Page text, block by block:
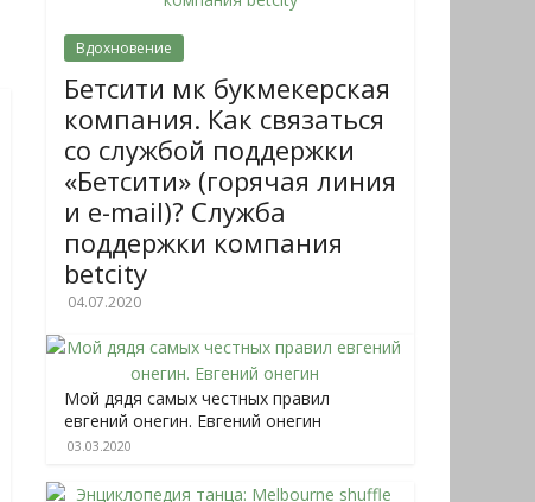
Вдохновение
Бетсити мк букмекерская
компания. Как связаться
со службой поддержки
«Бетсити» (горячая линия
и e-mail)? Служба
поддержки компания
betcity
04.07.2020
Мой дядя самых честных правил
евгений онегин. Евгений онегин
03.03.2020